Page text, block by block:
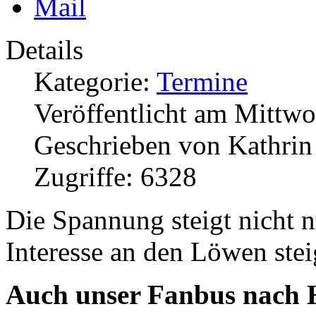
Details
Kategorie: Termine
Veröffentlicht am
Geschrieben von
Zugriffe: 6328
Die Spannung steigt nicht
Interesse an den Löwen
Auch unser Fanbus